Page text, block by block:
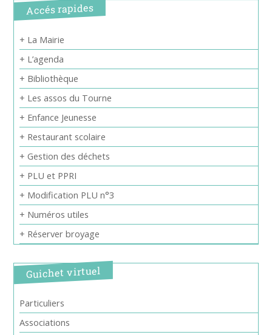
Accés rapides
+ La Mairie
+ L’agenda
+ Bibliothèque
+ Les assos du Tourne
+ Enfance Jeunesse
+ Restaurant scolaire
+ Gestion des déchets
+ PLU et PPRI
+ Modification PLU n°3
+ Numéros utiles
+ Réserver broyage
Guichet virtuel
Particuliers
Associations